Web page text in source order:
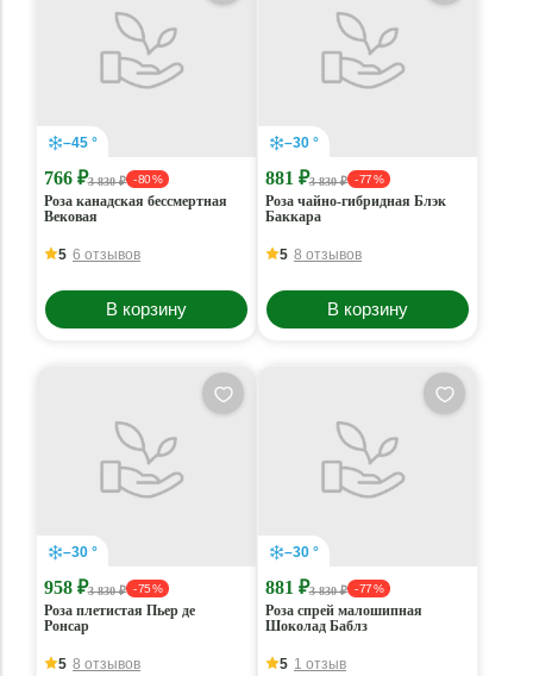
–45 °
766 ₽3 830 ₽ - 80 %
Роза канадская бессмертная
Вековая
5 6 отзывов
В корзину
–30 °
881 ₽3 830 ₽ - 77 %
Роза чайно-гибридная Блэк
Баккара
5 8 отзывов
В корзину
–30 °
958 ₽3 830 ₽ - 75 %
Роза плетистая Пьер де
Ронсар
5 8 отзывов
–30 °
881 ₽3 830 ₽ - 77 %
Роза спрей малошипная
Шоколад Баблз
5 1 отзыв